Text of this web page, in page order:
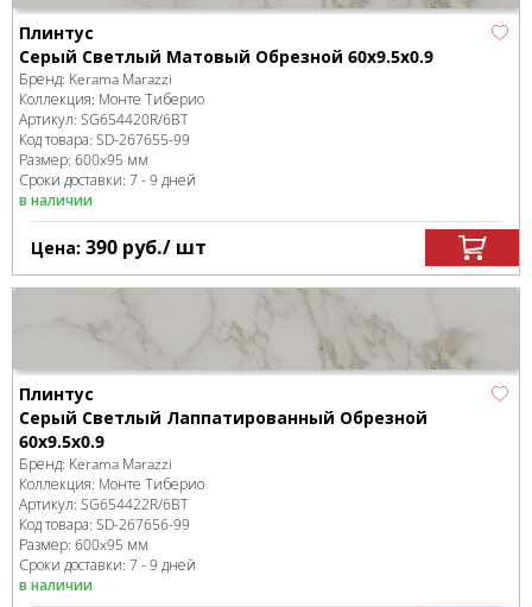
Плинтус
Серый Светлый Матовый Обрезной 60x9.5x0.9
Бренд: Kerama Marazzi
Коллекция: Монте Тиберио
Артикул: SG654420R/6BT
Код товара: SD-267655-99
Размер: 600x95 мм
Сроки доставки: 7 - 9 дней
в наличии
Цена: 390 руб./ шт
Плинтус
Серый Светлый Лаппатированный Обрезной
60x9.5x0.9
Бренд: Kerama Marazzi
Коллекция: Монте Тиберио
Артикул: SG654422R/6BT
Код товара: SD-267656-99
Размер: 600x95 мм
Сроки доставки: 7 - 9 дней
в наличии